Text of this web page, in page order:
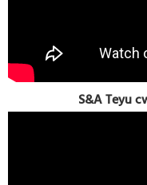
S&A Teyu